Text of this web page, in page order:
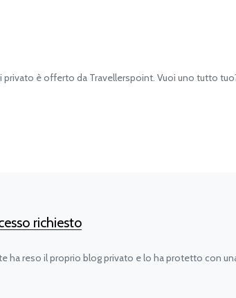
è offerto da Travellerspoint. Vuoi uno tutto
richiesto
ha reso il proprio blog privato e lo ha protetto con